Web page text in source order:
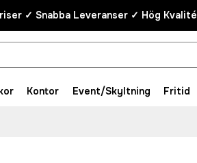
✓ Snabba Leveranser ✓ Hög Kvalité
Kontor Event/Skyltning Fritid